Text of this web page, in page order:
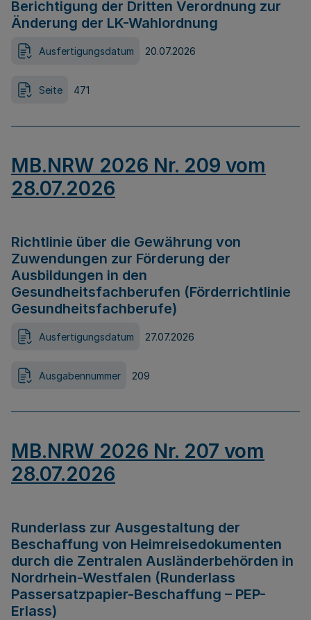
Berichtigung der Dritten Verordnung zur
Änderung der LK-Wahlordnung
Ausfertigungsdatum 20.07.2026
Seite 471
MB.NRW 2026 Nr. 209 vom
28.07.2026
Richtlinie über die Gewährung von
Zuwendungen zur Förderung der
Ausbildungen in den
Gesundheitsfachberufen (Förderrichtlinie
Gesundheitsfachberufe)
Ausfertigungsdatum 27.07.2026
Ausgabennummer 209
MB.NRW 2026 Nr. 207 vom
28.07.2026
Runderlass zur Ausgestaltung der
Beschaffung von Heimreisedokumenten
durch die Zentralen Ausländerbehörden in
Nordrhein-Westfalen (Runderlass
Passersatzpapier-Beschaffung – PEP-
Erlass)